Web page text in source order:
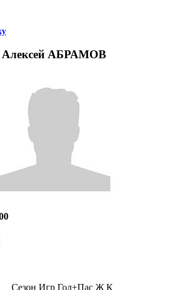
Алексей АБРАМОВ
Сезон Игр Гол+Пас Ж К